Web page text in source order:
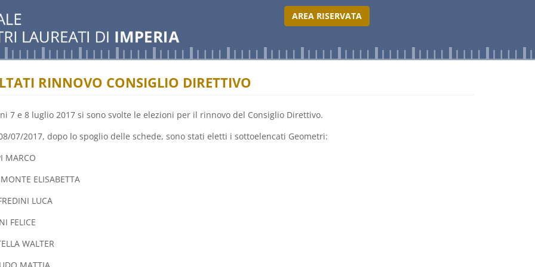
AREA RISERVATA
RINNOVO CONSIGLIO DIRETTIVO
7 e 8 luglio 2017 si sono svolte le elezioni per il rinnovo del Consiglio Direttivo.
07/2017, dopo lo spoglio delle schede, sono stati eletti i sottoelencati Geometri:
MARCO
ELISABETTA
LUCA
FELICE
WALTER